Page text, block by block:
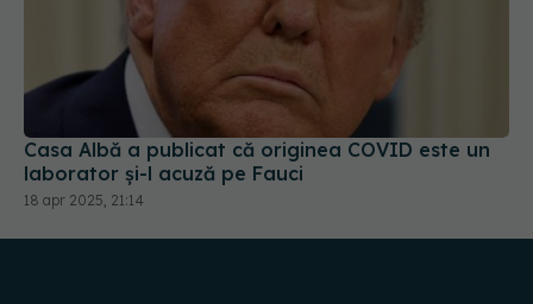
Casa Albă a publicat că originea COVID este un
laborator și-l acuză pe Fauci
18 apr 2025, 21:14